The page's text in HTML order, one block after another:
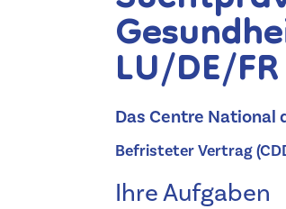
LU/DE/FR
Das Centre National
Befristeter Vertrag
Ihre Aufgaben